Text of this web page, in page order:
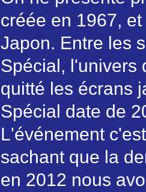
créée en 1967,
Japon. Entre les
Spécial, l'univers
quitté les écrans
Spécial date de
L'événement
sachant que la
en 2012 nous